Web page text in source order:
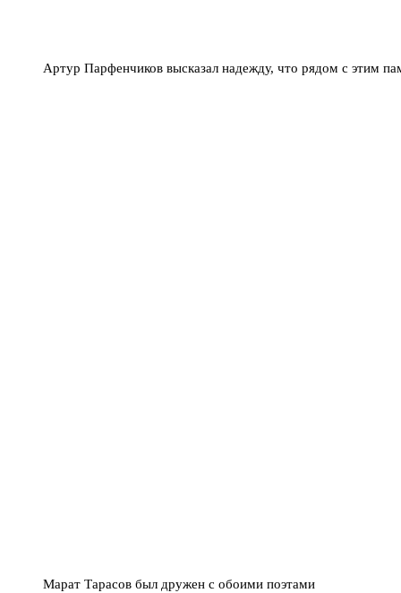
Артур Парфенчиков высказал надежду, что рядом с этим
Марат Тарасов был дружен с обоими поэтами